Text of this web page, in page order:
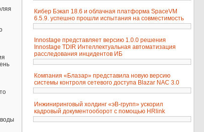
Кибер Бэкап 18.6 и облачная платформа SpaceVM
6.5.9. успешно прошли испытания на совместимость
Innostage представляет версию 1.0.0 решения
Innostage TDIR Интеллектуальная автоматизация
расследования инцидентов ИБ
Компания «Блазар» представила новую версию
системы контроля сетевого доступа Blazar NAC 3.0
Инжиниринговый холдинг «эВ-групп» ускорил
кадровый документооборот с помощью HRlink